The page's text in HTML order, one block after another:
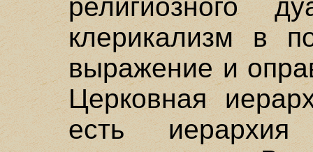
религиозного
клерикализм в
выражение и
Церковная
есть